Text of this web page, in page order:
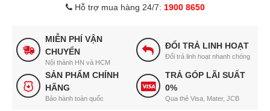
Hỗ trợ mua hàng 24/7: 1900 8650
MIỄN PHÍ VẬN
CHUYỂN
Nội thành HN và HCM
ĐỔI TRẢ LINH HOẠT
Đổi trả linh hoạt nhanh chóng
SẢN PHẨM CHÍNH
HÃNG
Bảo hành toàn quốc
TRẢ GÓP LÃI SUẤT
0%
Qua thẻ Visa, Mater, JCB